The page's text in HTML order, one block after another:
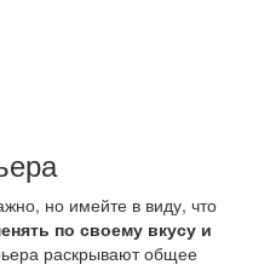
но имейте в виду, что
по своему вкусу и
раскрывают общее